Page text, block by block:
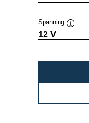
Spänning
12 V